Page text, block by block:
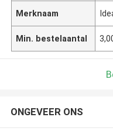
Merknaam
Min. bestelaantal
ONGEVEER ONS